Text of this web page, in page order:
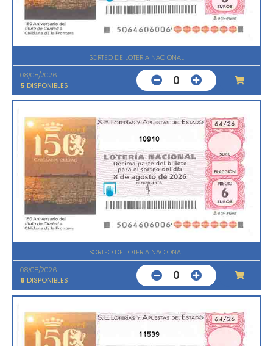
SORTEO DE LOTERIA NACIONAL
08/08/2026
5 DISPONIBLES 0
10910
SORTEO DE LOTERIA NACIONAL
08/08/2026
6 DISPONIBLES 0
11539